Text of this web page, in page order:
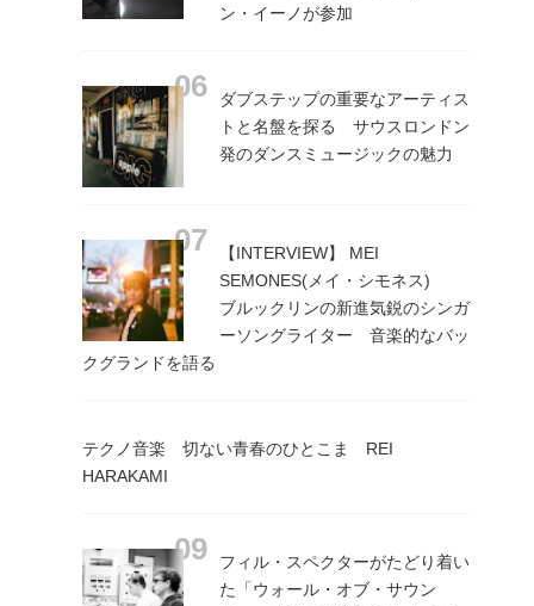
ン・イーノが参加
ダブステップの重要なアーティス
トと名盤を探る サウスロンドン
発のダンスミュージックの魅力
【INTERVIEW】 MEI
SEMONES(メイ・シモネス)
ブルックリンの新進気鋭のシンガ
ーソングライター 音楽的なバッ
クグランドを語る
テクノ音楽 切ない青春のひとこま REI
HARAKAMI
フィル・スペクターがたどり着い
た「ウォール・オブ・サウン